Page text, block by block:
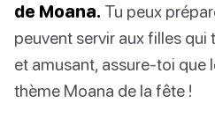
de Moana. Tu peux
peuvent servir aux filles
et amusant, assure-toi que
thème Moana de la fête !